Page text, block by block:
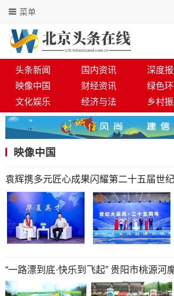
菜单
头条新闻 国内资讯 深度
映像中国
财经资讯 绿色
文化娱乐
经济与法 乡村
映像中国
袁辉携多元匠心成果闪耀第二十五届世
“一路漂到底·快乐到飞起”